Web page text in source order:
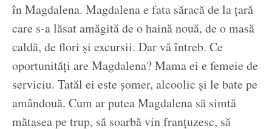
în Magdalena. Magdalena e fata săracă de la țară
care s-a lăsat amăgită de o haină nouă, de o masă
caldă, de flori și excursii. Dar vă întreb. Ce
oportunități are Magdalena? Mama ei e femeie de
serviciu. Tatăl ei este șomer, alcoolic și le bate pe
amândouă. Cum ar putea Magdalena să simtă
mătasea pe trup, să soarbă vin franțuzesc, să